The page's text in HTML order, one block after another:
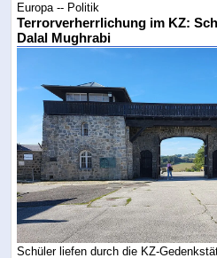
Europa -- Politik
Terrorverherrlichung im KZ:
Dalal Mughrabi
Schüler liefen durch die KZ-